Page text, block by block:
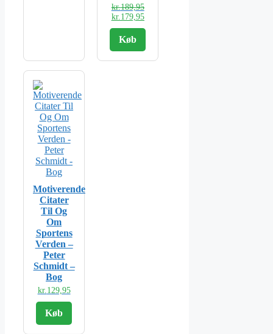
kr.189,95Den
oprindelige
pris
kr.179,95Den
aktuelle
Køb
Motiverende
Citater
Til Og
Om
Sportens
Verden –
Peter
Schmidt –
Bog
kr.129,95
Køb